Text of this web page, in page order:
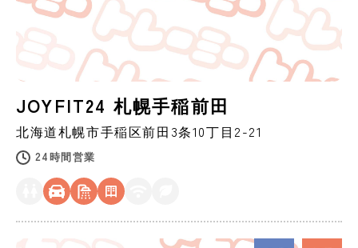
JOYFIT24 札幌手稲前田
北海道札幌市手稲区前田3条10丁目2-21
24時間営業